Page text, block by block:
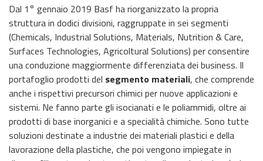
Dal 1° gennaio 2019 Basf ha riorganizzato la propria
struttura in dodici divisioni, raggruppate in sei segmenti
(Chemicals, Industrial Solutions, Materials, Nutrition & Care,
Surfaces Technologies, Agricoltural Solutions) per consentire
una conduzione maggiormente differenziata dei business. Il
portafoglio prodotti del segmento materiali, che comprende
anche i rispettivi precursori chimici per nuove applicazioni e
sistemi. Ne fanno parte gli isocianati e le poliammidi, oltre ai
prodotti di base inorganici e a specialità chimiche. Sono tutte
soluzioni destinate a industrie dei materiali plastici e della
lavorazione della plastiche, che poi vengono impiegate in